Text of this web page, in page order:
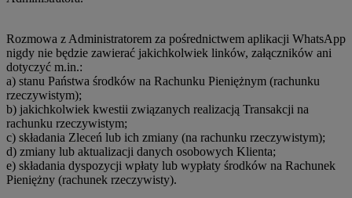
Rozmowa z Administratorem za pośrednictwem aplikacji WhatsApp
nigdy nie będzie zawierać jakichkolwiek linków, załączników ani
dotyczyć m.in.:
a) stanu Państwa środków na Rachunku Pieniężnym (rachunku
rzeczywistym);
b) jakichkolwiek kwestii związanych realizacją Transakcji na
rachunku rzeczywistym;
c) składania Zleceń lub ich zmiany (na rachunku rzeczywistym);
d) zmiany lub aktualizacji danych osobowych Klienta;
e) składania dyspozycji wpłaty lub wypłaty środków na Rachunek
Pieniężny (rachunek rzeczywisty).